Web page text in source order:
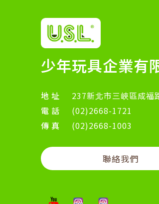
少年玩具企業有
地址
237新北市三峽區成福
電話
(02)2668-1721
傳真
(02)2668-1003
聯絡我們